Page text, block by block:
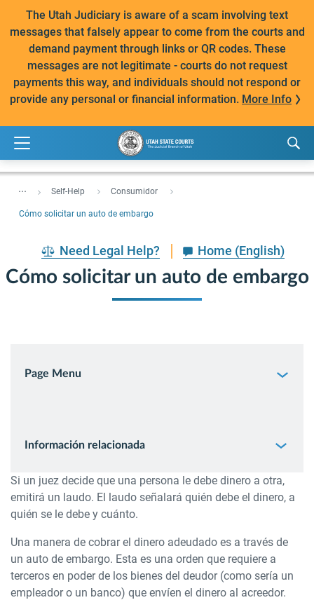
The Utah Judiciary is aware of a scam involving text
messages that falsely appear to come from the courts and
demand payment through links or QR codes. These
messages are not legitimate - courts do not request
payments this way, and individuals should not respond or
provide any personal or financial information. More Info
... Self-Help Consumidor
Cómo solicitar un auto de embargo
Need Legal Help? Home (English)
Cómo solicitar un auto de embargo
Page Menu
Información relacionada
Si un juez decide que una persona le debe dinero a otra,
emitirá un laudo. El laudo señalará quién debe el dinero, a
quién se le debe y cuánto.
Una manera de cobrar el dinero adeudado es a través de
un auto de embargo. Esta es una orden que requiere a
terceros en poder de los bienes del deudor (como sería un
empleador o un banco) que envíen el dinero al acreedor.